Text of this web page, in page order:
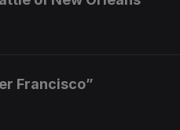
Francisco”